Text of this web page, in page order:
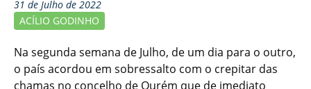
31 de Julho de 2022
ACÍLIO GODINHO
Na segunda semana de Julho, de um dia para o outro,
o país acordou em sobressalto com o crepitar das
chamas no concelho de Ourém que de imediato